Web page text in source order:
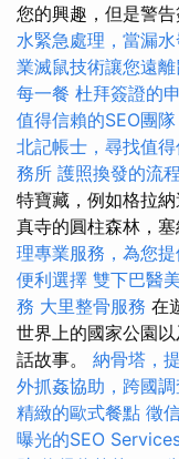
您的興趣，但是警
水緊急處理，當漏
業滅鼠技術讓您遠離
每一餐 杜拜簽證的
值得信賴的SEO團隊
北記帳士，尋找值
務所 護照換發的流
特寶藏，例如格拉
真寺的圓柱森林，
理專業服務，為您
便利選擇 雙下巴醫
務 大里整骨服務 在
世界上的國家公園
話故事。 納骨塔，
外抓姦協助，跨國
精緻的歐式餐點 徵
曝光的SEO